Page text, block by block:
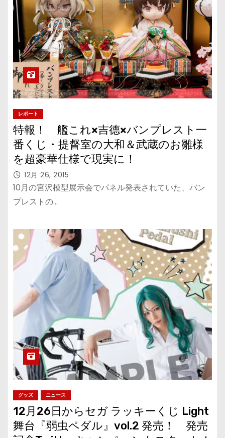
レポート
特報！ 艦これ×吉德×バンプレスト一
番くじ・提督室の大和＆武蔵のお雛様
を超豪華仕様で現実に！
12月 26, 2015
10月の宮沢模型展示会でパネル発表されていた、バン
プレストの…
グッズ ニュース
12月26日からセガ ラッキーくじ Light
舞台『弱虫ペダル』vol.2 発売！ 発売